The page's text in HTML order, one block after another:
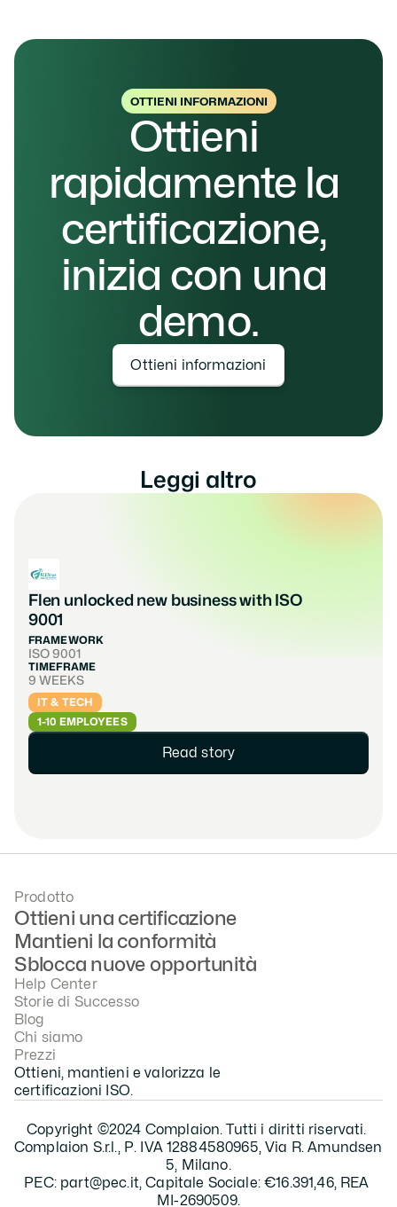
OTTIENI INFORMAZIONI
Ottieni
rapidamente la
certificazione,
inizia con una
demo.
Ottieni informazioni
Leggi altro
Flen unlocked new business with ISO
9001
FRAMEWORK
ISO 9001
TIMEFRAME
9 WEEKS
IT & TECH
1-10 EMPLOYEES
Read story
Ottieni, mantieni e valorizza le
certificazioni ISO.
Prodotto
Ottieni una certificazione
Mantieni la conformità
Sblocca nuove opportunità
Help Center
Storie di Successo
Blog
Chi siamo
Prezzi
Copyright ©2024 Complaion. Tutti i diritti riservati.
Complaion S.r.l., P. IVA 12884580965, Via R. Amundsen
5, Milano.
PEC: part@pec.it, Capitale Sociale: €16.391,46, REA
MI-2690509.